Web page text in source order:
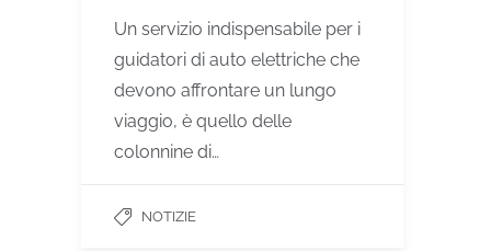
Un servizio indispensabile per i
guidatori di auto elettriche che
devono affrontare un lungo
viaggio, è quello delle
colonnine di…
NOTIZIE